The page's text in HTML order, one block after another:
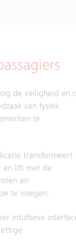
de veiligheid en
van fysiek
te
transformeert
en lift met de
en
te voegen.
intuïtieve